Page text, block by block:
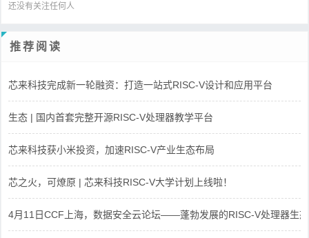
还没有关注任何人
推荐阅读
芯来科技完成新一轮融资：打造一站式RISC-V设计和应用平台
生态 | 国内首套完整开源RISC-V处理器教学平台
芯来科技获小米投资，加速RISC-V产业生态布局
芯之火，可燎原 | 芯来科技RISC-V大学计划上线啦！
4月11日CCF上海，数据安全云论坛——蓬勃发展的RISC-V处理器生态